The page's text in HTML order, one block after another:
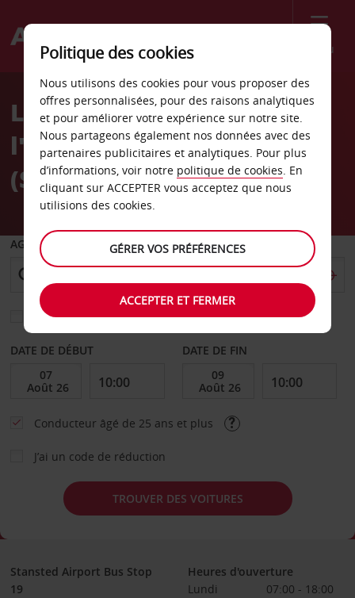
Menu
Welcome
AvisLa location de voiture à
l'aéroport de Stansted
(STN)
AGENCE DE DÉPART
Sélectionnez une autre agence de retour
DATE DE DÉBUT DATE DE FIN
Conducteur âgé de 25 ans et plus
J’ai un code de réduction
TROUVER DES VOITURES
Stansted Airport Bus Stop
19
Heures d'ouverture
Lundi
07:00 - 18:00
Politique des cookies
Nous utilisons des cookies pour vous proposer des
offres personnalisées, pour des raisons analytiques
et pour améliorer votre expérience sur notre site.
Nous partageons également nos données avec des
partenaires publicitaires et analytiques. Pour plus
d’informations, voir notre politique de cookies. En
cliquant sur ACCEPTER vous acceptez que nous
utilisions des cookies.
GÉRER VOS PRÉFÉRENCES
ACCEPTER ET FERMER